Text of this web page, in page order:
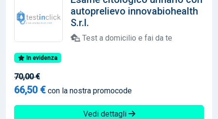
autoprelievo innovabiohealth
S.r.l.
Test a domicilio e fai da te
In evidenza
70,00 €
66,50 € con la nostra promocode
Vedi dettagli